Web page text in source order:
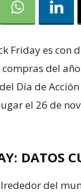
Friday es con
del
Día de
el 26 de
DATOS
del